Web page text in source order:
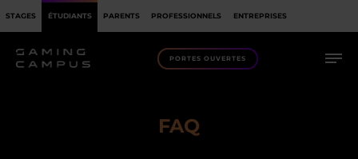
STAGES ÉTUDIANTS PARENTS PROFESSIONNELS ENTREPRISES
PORTES OUVERTES
FAQ